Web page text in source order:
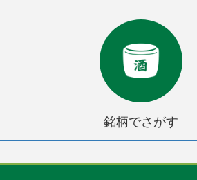
銘柄でさがす